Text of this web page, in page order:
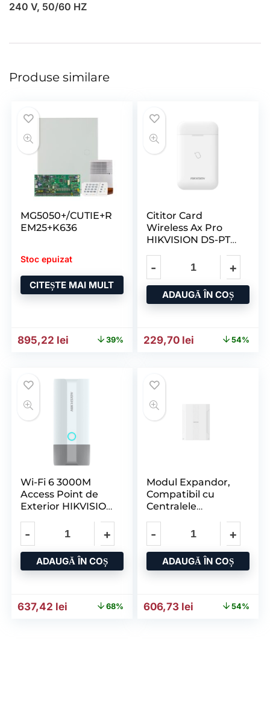
240 V, 50/60 HZ
Produse similare
MG5050+/CUTIE+R
EM25+K636
Stoc epuizat
CITEȘTE MAI MULT
Prețul inițial a fost: 1.477,04 lei.
895,22 lei Prețul curent este: 895,22 lei.
39%
Cititor Card
Wireless Ax Pro
HIKVISION DS-PT1-
Two-Way Tri
ADAUGĂ ÎN COȘ
Prețul inițial a fost:
229,70 lei Prețul curent
54%
Wi-Fi 6 3000M
Access Point de
Exterior HIKVISION
ADAUGĂ ÎN COȘ
Prețul inițial a fost: 2.016,53 lei.
637,42 lei Prețul curent este: 637,42 lei.
68%
Modul Expandor,
Compatibil cu
Centralele
Comunicare
Bidirectionala
ADAUGĂ ÎN COȘ
Prețul inițial a fost:
606,73 lei Prețul curent
54%